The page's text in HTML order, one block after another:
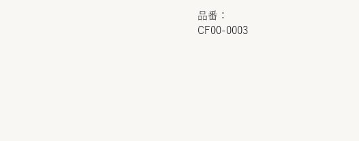
品番：
CF00-0003